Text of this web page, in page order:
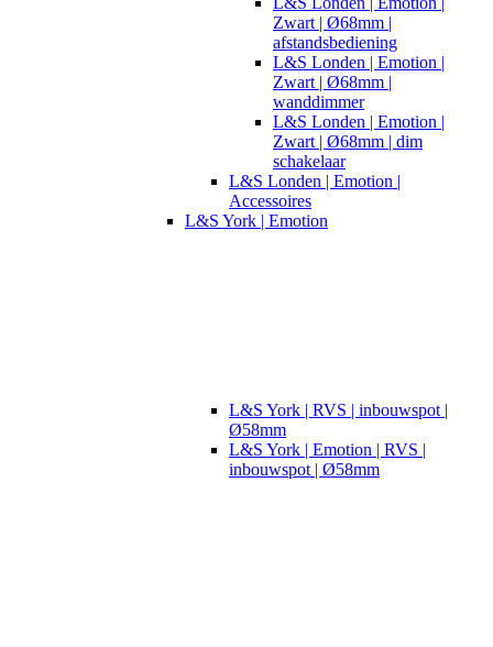
Zwart | Ø68mm |
afstandsbediening
L&S Londen | Emotion |
Zwart | Ø68mm |
wanddimmer
L&S Londen | Emotion |
Zwart | Ø68mm | dim
schakelaar
L&S Londen | Emotion |
Accessoires
L&S York | Emotion
L&S York | RVS | inbouwspot |
Ø58mm
L&S York | Emotion | RVS |
inbouwspot | Ø58mm